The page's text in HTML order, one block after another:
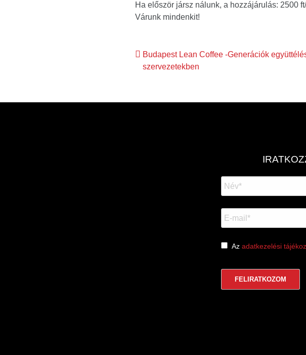
Ha először jársz nálunk, a hozzájárulás: 2500
Várunk mindenkit!
Bejegyzés
navigáció
Budapest Lean Coffee -Generációk
szervezetekben
Az adatkezelési